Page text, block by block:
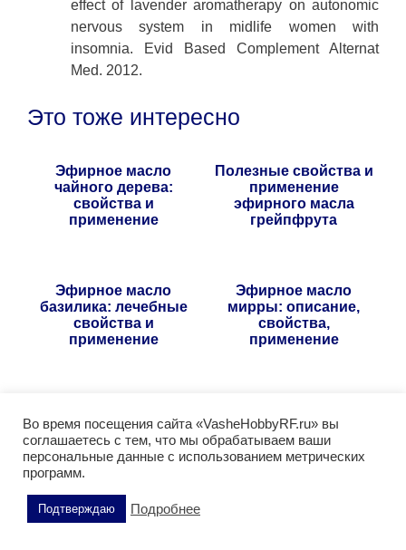
effect of lavender aromatherapy on autonomic
nervous system in midlife women with
insomnia. Evid Based Complement Alternat
Med. 2012.
Это тоже интересно
Эфирное масло
чайного дерева:
свойства и
применение
Полезные свойства и
применение
эфирного масла
грейпфрута
Эфирное масло
базилика: лечебные
свойства и
применение
Эфирное масло
мирры: описание,
свойства,
применение
перечной: свойства и
применение
апельсина: свойства
и применение
Поделитесь этой статьей
Во время посещения сайта «VasheHobbyRF.ru» вы
соглашаетесь с тем, что мы обрабатываем ваши
персональные данные с использованием метрических
программ.
Подтверждаю Подробнее